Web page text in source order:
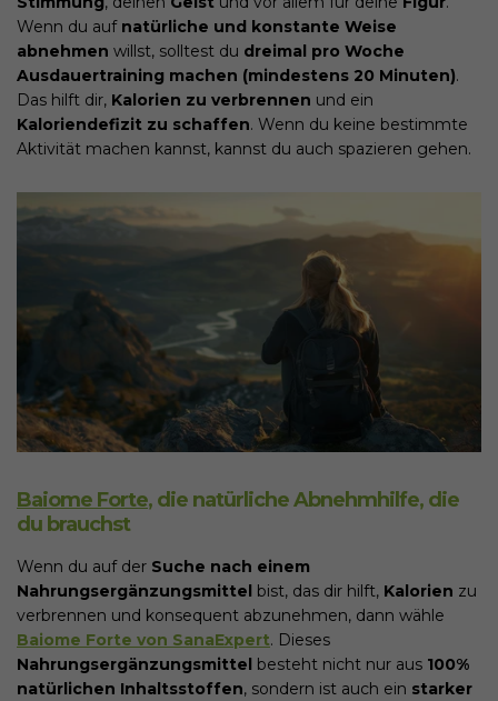
Wenn du auf natürliche und konstante Weise
abnehmen willst, solltest du dreimal pro Woche
Ausdauertraining machen (mindestens 20 Minuten).
Das hilft dir, Kalorien zu verbrennen und ein
Kaloriendefizit zu schaffen. Wenn du keine bestimmte
Aktivität machen kannst, kannst du auch spazieren gehen.
Baiome Forte, die natürliche Abnehmhilfe, die
du brauchst
Wenn du auf der Suche nach einem
Nahrungsergänzungsmittel bist, das dir hilft, Kalorien zu
verbrennen und konsequent abzunehmen, dann wähle
Baiome Forte von SanaExpert. Dieses
Nahrungsergänzungsmittel besteht nicht nur aus 100%
natürlichen Inhaltsstoffen, sondern ist auch ein starker